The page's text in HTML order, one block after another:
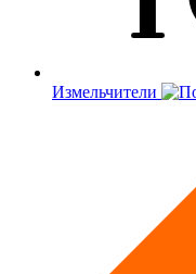
Измельчители